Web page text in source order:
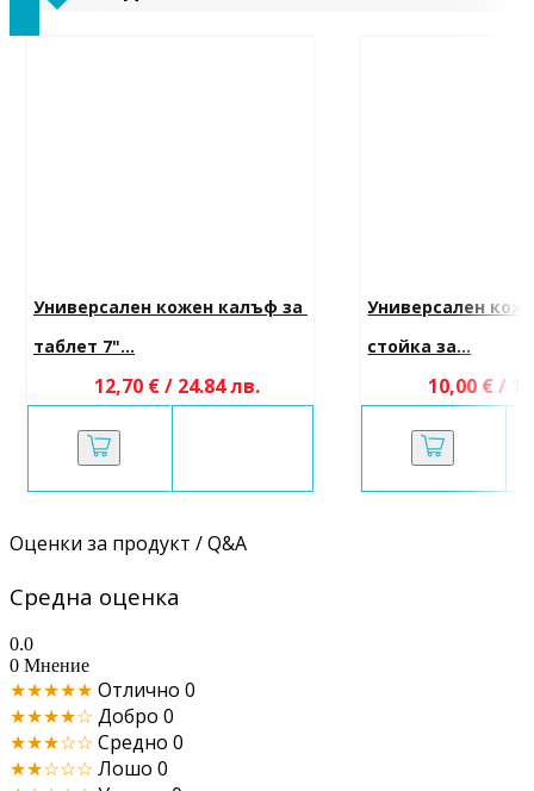
Универсален кожен калъф за
таблет 7"...
12,70 € / 24.84 лв.
Универсален
стойка за...
10,00 € /
Оценки за продукт / Q&A
Средна оценка
0.0
0 Мнение
★★★★★ Отлично 0
★★★★☆ Добро 0
★★★☆☆ Средно 0
★★☆☆☆ Лошо 0